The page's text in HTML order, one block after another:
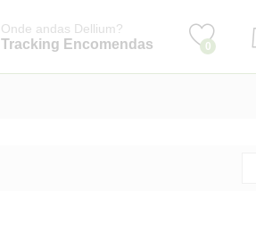
Onde andas Dellium?
Tracking Encomendas 0